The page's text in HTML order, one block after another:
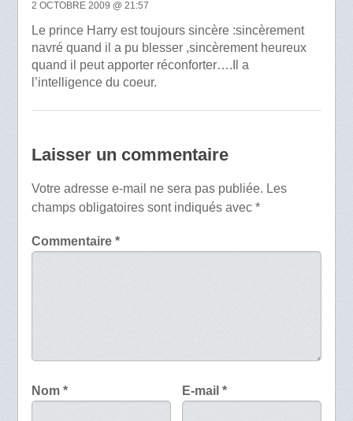
2 OCTOBRE 2009 @ 21:57
Le prince Harry est toujours sincère :sincèrement
navré quand il a pu blesser ,sincèrement heureux
quand il peut apporter réconforter….Il a
l’intelligence du coeur.
Laisser un commentaire
Votre adresse e-mail ne sera pas publiée. Les
champs obligatoires sont indiqués avec *
Commentaire *
Nom * E-mail*